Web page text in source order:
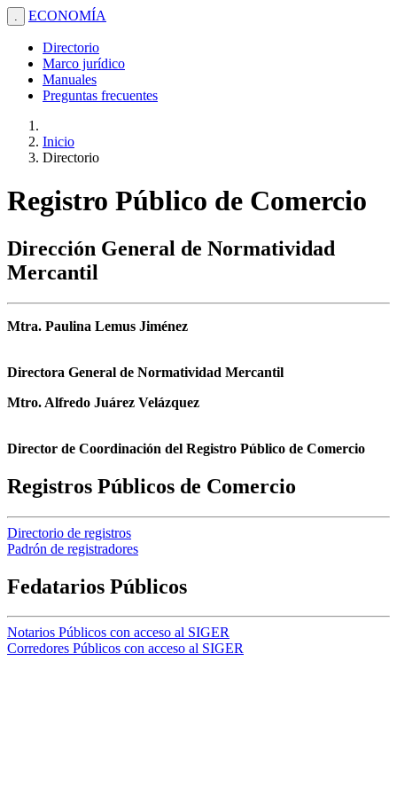
. ECONOMÍA
Directorio
Marco jurídico
Manuales
Preguntas frecuentes
Inicio
Directorio
Registro Público de Comercio
Dirección General de Normatividad
Mercantil
Mtra. Paulina Lemus Jiménez
Directora General de Normatividad Mercantil
Mtro. Alfredo Juárez Velázquez
Director de Coordinación del Registro Público de Comercio
Registros Públicos de Comercio
Directorio de registros
Padrón de registradores
Fedatarios Públicos
Notarios Públicos con acceso al SIGER
Corredores Públicos con acceso al SIGER